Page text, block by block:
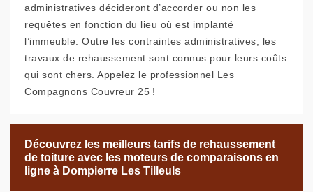
administratives décideront d’accorder ou non les
requêtes en fonction du lieu où est implanté
l’immeuble. Outre les contraintes administratives, les
travaux de rehaussement sont connus pour leurs coûts
qui sont chers. Appelez le professionnel Les
Compagnons Couvreur 25 !
Découvrez les meilleurs tarifs de rehaussement
de toiture avec les moteurs de comparaisons en
ligne à Dompierre Les Tilleuls